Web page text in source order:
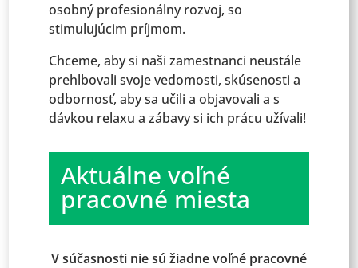
osobný profesionálny rozvoj, so
stimulujúcim príjmom.
Chceme, aby si naši zamestnanci neustále
prehlbovali svoje vedomosti, skúsenosti a
odbornosť, aby sa učili a objavovali a s
dávkou relaxu a zábavy si ich prácu užívali!
Aktuálne voľné
pracovné miesta
V súčasnosti nie sú žiadne voľné pracovné